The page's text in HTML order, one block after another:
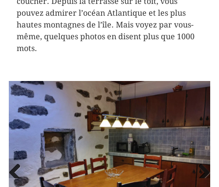
pouvez admirer l’océan Atlantique et les plus
hautes montagnes de l’île. Mais voyez par vous-
même, quelques photos en disent plus que 1000
mots.